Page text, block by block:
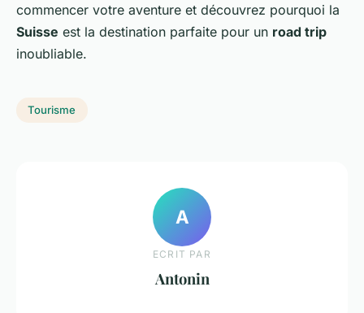
commencer votre aventure et découvrez pourquoi la
Suisse est la destination parfaite pour un road trip
inoubliable.
Tourisme
A
ECRIT PAR
Antonin